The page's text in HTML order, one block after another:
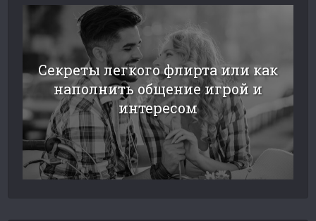
Секреты легкого флирта или как
наполнить общение игрой и
интересом